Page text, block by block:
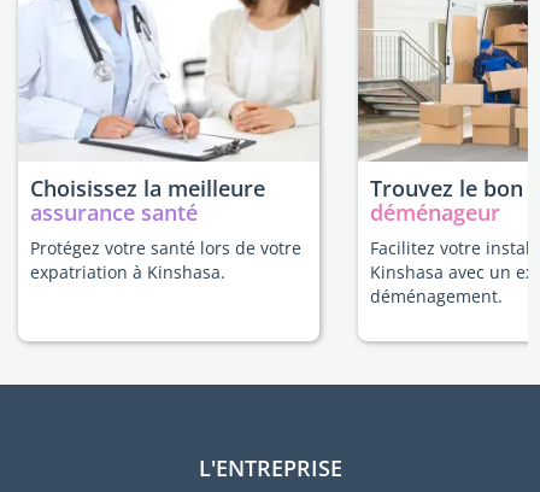
Choisissez la meilleure
assurance santé
Protégez votre santé lors de votre
expatriation à Kinshasa.
Trouvez le bon
déménageur
Facilitez votre
Kinshasa avec un
déménagement.
L'ENTREPRISE